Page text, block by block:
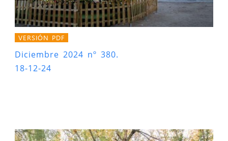
VERSIÓN PDF
Diciembre 2024 nº 380.
18-12-24